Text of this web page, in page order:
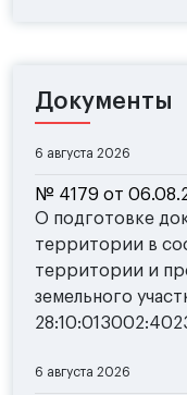
Документы
6 августа 2026
№ 4179 от
О подготовке
территории в
территории и
земельного
6 августа 2026